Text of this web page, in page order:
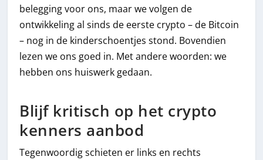
belegging voor ons, maar we volgen de
ontwikkeling al sinds de eerste crypto – de Bitcoin
– nog in de kinderschoentjes stond. Bovendien
lezen we ons goed in. Met andere woorden: we
hebben ons huiswerk gedaan.
Blijf kritisch op het crypto
kenners aanbod
Tegenwoordig schieten er links en rechts